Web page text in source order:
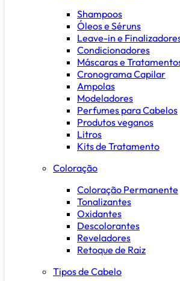
Shampoos
Óleos e Séruns
Leave-in e
Condicionadores
Máscaras e
Cronograma Capilar
Ampolas
Modeladores
Perfumes para Cabelos
Produtos veganos
Litros
Kits de Tratamento
Coloração
Coloração Permanente
Tonalizantes
Oxidantes
Descolorantes
Reveladores
Retoque de Raiz
Tipos de Cabelo